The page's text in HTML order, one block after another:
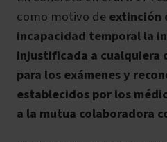
como motivo deextinción
incapacidad temporalla
injustificada a cualquiera
para los exámenes y
establecidos por los
a la mutua colaboradora